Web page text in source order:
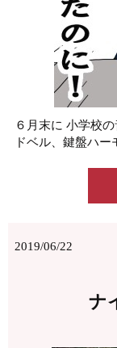
６月末に 小学校
ドベル、鍵盤ハ
2019/06/22
ナ